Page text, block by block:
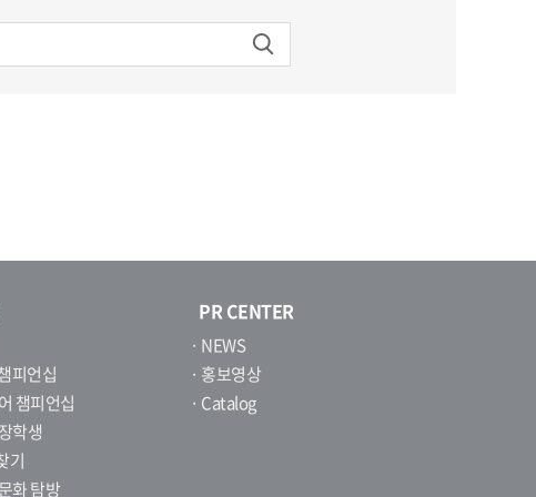
피언십
챔피언십
학생
기
화 탐방
PR CENTER
· NEWS
· 홍보영상
· Catalog